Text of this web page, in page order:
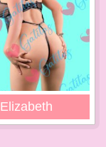
Elizabeth